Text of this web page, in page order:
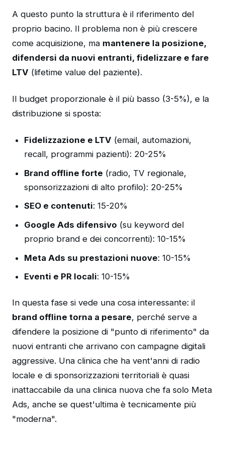
A questo punto la struttura è il riferimento del
proprio bacino. Il problema non è più crescere
come acquisizione, ma mantenere la posizione,
difendersi da nuovi entranti, fidelizzare e fare
LTV (lifetime value del paziente).
Il budget proporzionale è il più basso (3-5%), e la
distribuzione si sposta:
Fidelizzazione e LTV (email, automazioni,
recall, programmi pazienti): 20-25%
Brand offline forte (radio, TV regionale,
sponsorizzazioni di alto profilo): 20-25%
SEO e contenuti: 15-20%
Google Ads difensivo (su keyword del
proprio brand e dei concorrenti): 10-15%
Meta Ads su prestazioni nuove: 10-15%
Eventi e PR locali: 10-15%
In questa fase si vede una cosa interessante: il
brand offline torna a pesare, perché serve a
difendere la posizione di "punto di riferimento" da
nuovi entranti che arrivano con campagne digitali
aggressive. Una clinica che ha vent'anni di radio
locale e di sponsorizzazioni territoriali è quasi
inattaccabile da una clinica nuova che fa solo Meta
Ads, anche se quest'ultima è tecnicamente più
"moderna".